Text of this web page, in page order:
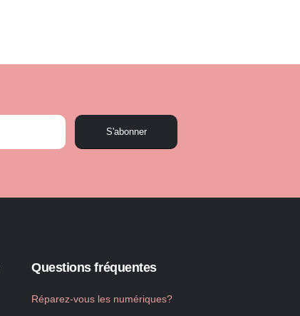
S'abonner
Questions fréquentes
Réparez-vous les numériques?